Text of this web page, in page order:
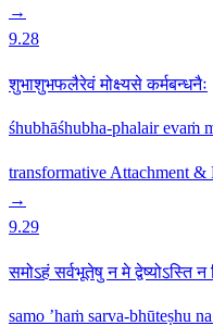
→
9.28
शुभाशुभफलैरेवं मोक्ष्यसे कर्मबन्धनैः
śhubhāśhubha-phalair evaṁ
transformative Attachment &
→
9.29
समोऽहं सर्वभूतेषु न मे द्वेष्योऽस्ति न
samo ’haṁ sarva-bhūteṣhu